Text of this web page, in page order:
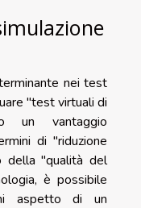
nei test
"test virtuali di
un vantaggio
di "riduzione
della "qualità del
è possibile
aspetto di un